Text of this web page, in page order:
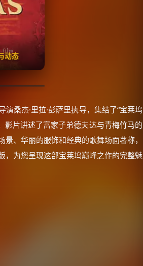
动态
桑杰·里拉·彭萨里执导，集结了“宝莱坞
影片讲述了富家子弟德夫达与青梅竹马的
、华丽的服饰和经典的歌舞场面著称，
，为您呈现这部宝莱坞巅峰之作的完整魅